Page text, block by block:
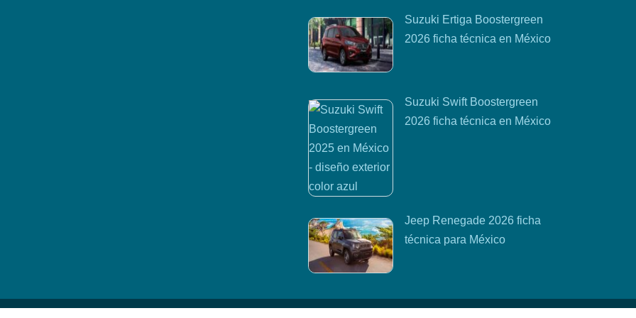
Suzuki Ertiga Boostergreen
2026 ficha técnica en México
Suzuki Swift Boostergreen
2026 ficha técnica en México
Jeep Renegade 2026 ficha
técnica para México